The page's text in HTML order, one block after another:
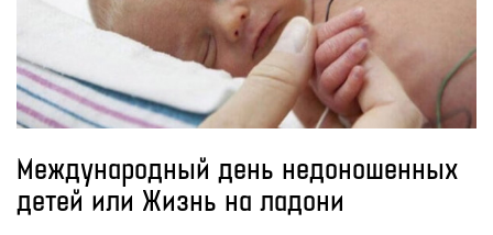
Международный день недоношенных
детей или Жизнь на ладони